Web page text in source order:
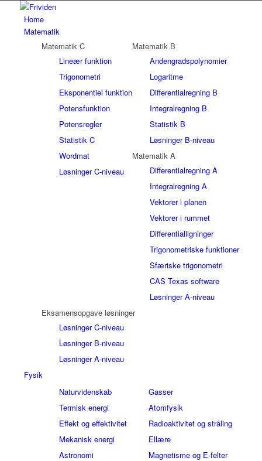
Home
Matematik
Matematik C
Lineær funktion
Trigonometri
Eksponentiel funktion
Potensfunktion
Potensregler
Statistik C
Wordmat
Løsninger C-niveau
Matematik B
Andengradspolynomier
Logaritme
Differentialregning B
Integralregning B
Statistik B
Løsninger B-niveau
Matematik A
Differentialregning A
Integralregning A
Vektorer i planen
Vektorer i rummet
Differentialligninger
Trigonometriske funktioner
Sfæriske trigonometri
CAS Texas software
Løsninger A-niveau
Eksamensopgave løsninger
Løsninger C-niveau
Løsninger B-niveau
Løsninger A-niveau
Fysik
Naturvidenskab
Termisk energi
Effekt og effektivitet
Mekanisk energi
Astronomi
Gasser
Atomfysik
Radioaktivitet og stråling
Ellære
Magnetisme og E-felter